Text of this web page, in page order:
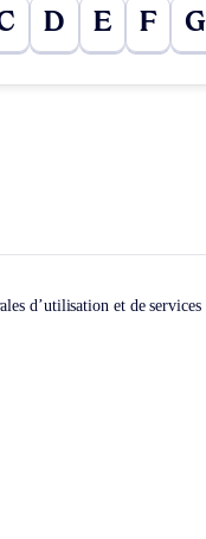
D E F G
d’utilisation et de services